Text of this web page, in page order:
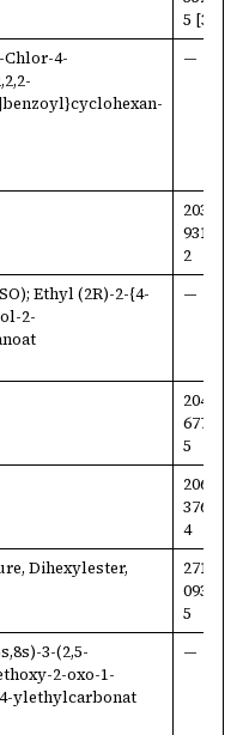
5 [3]
Chlor-4-
—
203-
931-
2
Ethyl (2R)-2-{4-
2-
—
204-
677-
5
206-
376-
4
Dihexylester,
271-
093-
5
3-(2,5-
2-oxo-1-
ylethylcarbonat
—